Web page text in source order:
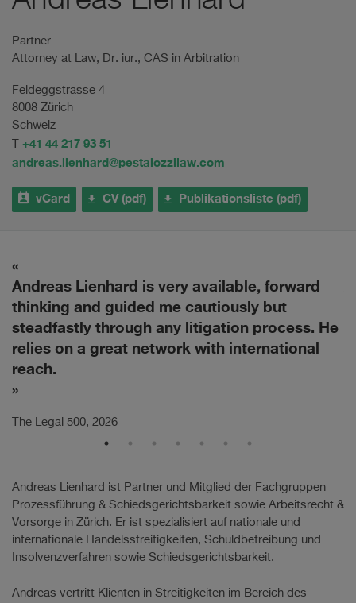
Partner
Attorney at Law, Dr. iur., CAS in Arbitration
Feldeggstrasse 4
8008 Zürich
Schweiz
+41 44 217 93 51
andreas.lienhard@pestalozzilaw.com
vCard CV (pdf) Publikationsliste (pdf)
Andreas Lienhard is very available, forward
thinking and guided me cautiously but
steadfastly through any litigation process. He
relies on a great network with international
reach.
The Legal 500, 2026
Andreas Lienhard ist Partner und Mitglied der Fachgruppen
Prozessführung & Schiedsgerichtsbarkeit sowie Arbeitsrecht &
Vorsorge in Zürich. Er ist spezialisiert auf nationale und
internationale Handelsstreitigkeiten, Schuldbetreibung und
Insolvenzverfahren sowie Schiedsgerichtsbarkeit.
Andreas vertritt Klienten in Streitigkeiten im Bereich des